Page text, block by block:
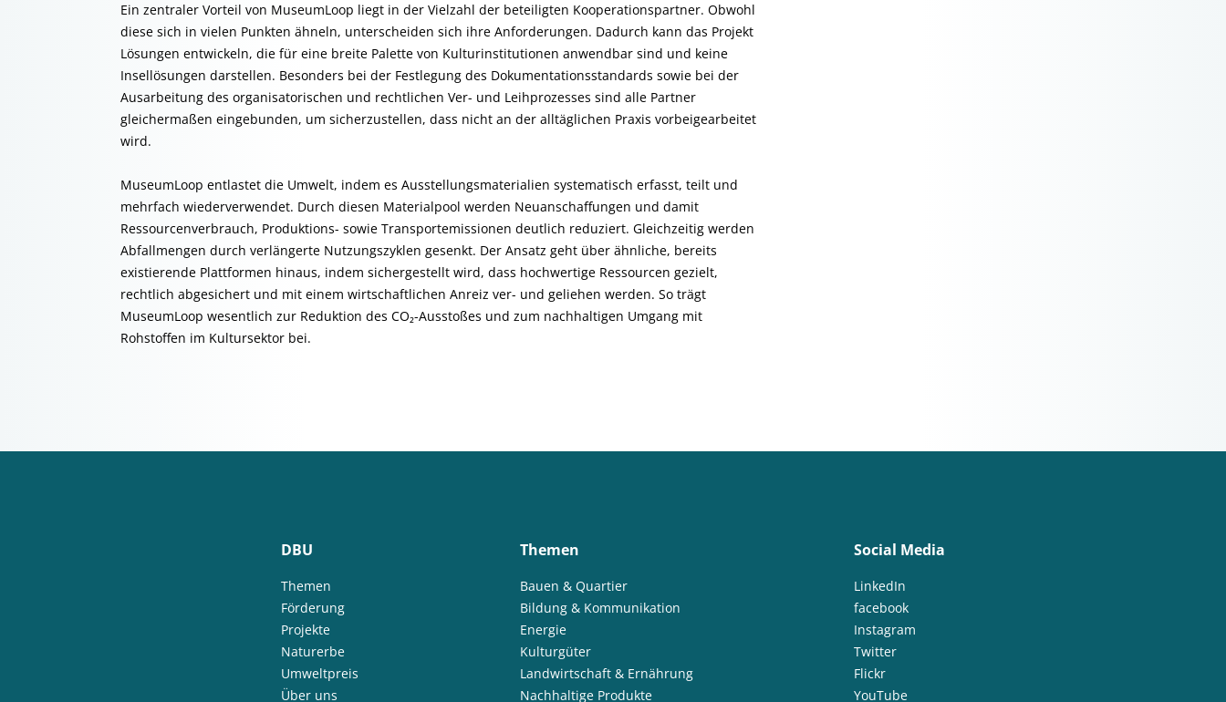
Ein zentraler Vorteil von MuseumLoop liegt in der Vielzahl der beteiligten Kooperationspartner. Obwohl
diese sich in vielen Punkten ähneln, unterscheiden sich ihre Anforderungen. Dadurch kann das Projekt
Lösungen entwickeln, die für eine breite Palette von Kulturinstitutionen anwendbar sind und keine
Insellösungen darstellen. Besonders bei der Festlegung des Dokumentationsstandards sowie bei der
Ausarbeitung des organisatorischen und rechtlichen Ver- und Leihprozesses sind alle Partner
gleichermaßen eingebunden, um sicherzustellen, dass nicht an der alltäglichen Praxis vorbeigearbeitet
wird.
MuseumLoop entlastet die Umwelt, indem es Ausstellungsmaterialien systematisch erfasst, teilt und
mehrfach wiederverwendet. Durch diesen Materialpool werden Neuanschaffungen und damit
Ressourcenverbrauch, Produktions- sowie Transportemissionen deutlich reduziert. Gleichzeitig werden
Abfallmengen durch verlängerte Nutzungszyklen gesenkt. Der Ansatz geht über ähnliche, bereits
existierende Plattformen hinaus, indem sichergestellt wird, dass hochwertige Ressourcen gezielt,
rechtlich abgesichert und mit einem wirtschaftlichen Anreiz ver- und geliehen werden. So trägt
MuseumLoop wesentlich zur Reduktion des CO₂-Ausstoßes und zum nachhaltigen Umgang mit
Rohstoffen im Kultursektor bei.
DBU
Themen
Förderung
Projekte
Naturerbe
Umweltpreis
Über uns
Themen
Bauen & Quartier
Bildung & Kommunikation
Energie
Kulturgüter
Landwirtschaft & Ernährung
Nachhaltige Produkte
Social Media
LinkedIn
facebook
Instagram
Twitter
Flickr
YouTube